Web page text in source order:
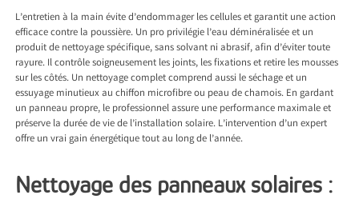
L’entretien à la main évite d’endommager les cellules et garantit une action
efficace contre la poussière. Un pro privilégie l’eau déminéralisée et un
produit de nettoyage spécifique, sans solvant ni abrasif, afin d’éviter toute
rayure. Il contrôle soigneusement les joints, les fixations et retire les mousses
sur les côtés. Un nettoyage complet comprend aussi le séchage et un
essuyage minutieux au chiffon microfibre ou peau de chamois. En gardant
un panneau propre, le professionnel assure une performance maximale et
préserve la durée de vie de l’installation solaire. L’intervention d’un expert
offre un vrai gain énergétique tout au long de l’année.
Nettoyage des panneaux solaires :